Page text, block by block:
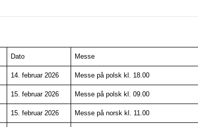
Dato Messe
14. februar 2026 Messe på polsk kl. 18.00
15. februar 2026 Messe på polsk kl. 09.00
15. februar 2026 Messe på norsk kl. 11.00